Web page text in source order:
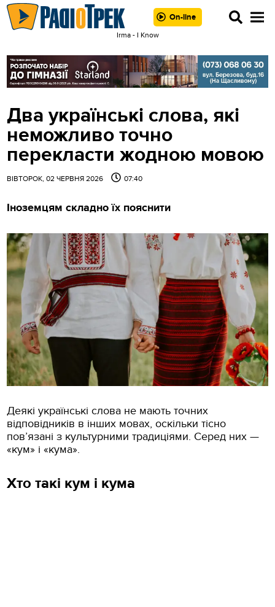
On-line
Irma - I Know
Два українські слова, які
неможливо точно
перекласти жодною мовою
ВІВТОРОК, 02 ЧЕРВНЯ 2026 07:40
Іноземцям складно їх пояснити
Деякі українські слова не мають точних
відповідників в інших мовах, оскільки тісно
пов’язані з культурними традиціями. Серед них —
«кум» і «кума».
Хто такі кум і кума